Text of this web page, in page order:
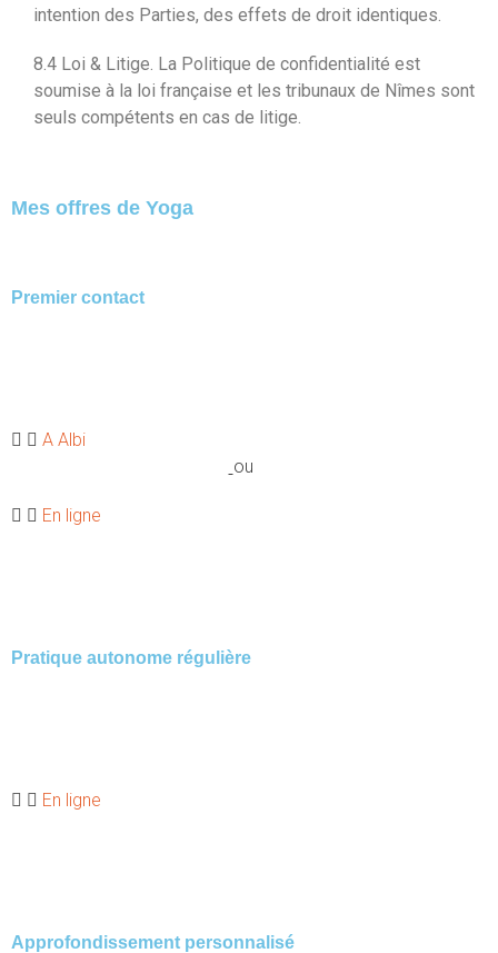
intention des Parties, des effets de droit identiques.
8.4 Loi & Litige. La Politique de confidentialité est
soumise à la loi française et les tribunaux de Nîmes sont
seuls compétents en cas de litige.
Mes offres de Yoga
Premier contact
A Albi
ou
En ligne
Pratique autonome régulière
En ligne
Approfondissement personnalisé